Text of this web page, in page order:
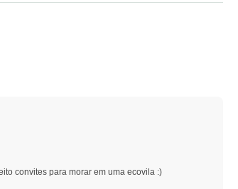
convites para morar em uma ecovila :)